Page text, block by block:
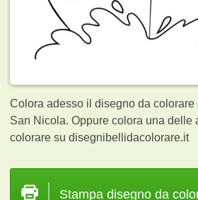
Colora adesso il disegno da colorare
San Nicola. Oppure colora una delle
colorare su disegnibellidacolorare.it
Stampa disegno da